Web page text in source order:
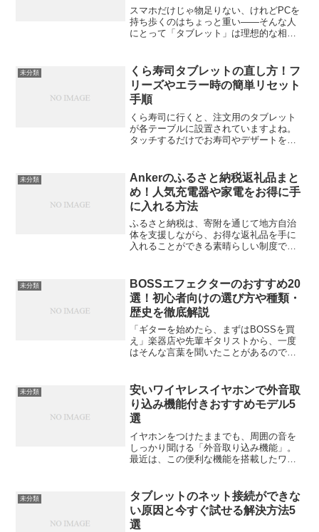
スマホだけじゃ物足りない、けれどPCを
持ち歩くのはちょっと重い——そんな人
にとって「タブレット」は理想的な相棒
高性能なのに価格は控えめ、まさに「コ
スパ最強...
未分類
くら寿司タブレットの直し方！フ
リーズやエラー時の簡単リセット
手順
くら寿司に行くと、注文用のタブレット
が各テーブルに設置されていますよね。
タッチするだけでお寿司やデザートを頼
入って戻れない」なんてこと、ありませ
んか？この記事では、そん...
未分類
Ankerのふるさと納税返礼品まと
め！人気充電器や家電をお得に手
に入れる方法
ふるさと納税は、寄附を通じて地方自治
体を支援しながら、お得な返礼品を手に
入れることができる素晴らしい制度で
10000mAh**の製品をふるさと納税の返礼
品として提...
未分類
BOSSエフェクターのおすすめ20
選！初心者向けの選び方や種類・
歴史を徹底解説
「ギターを始めたら、まずはBOSSを買
え」楽器店や先輩ギタリストから、一度
はそんな言葉を聞いたことがあるのでは
て何より「あの音」がする安心感。世界
中のプロステージから自...
未分類
安いワイヤレスイヤホンで外音取
り込み機能付きおすすめモデル5
選
イヤホンをつけたままでも、周囲の音を
しっかり聞ける「外音取り込み機能」。
最近は、この便利な機能を搭載したワイ
ランニング中など、「音楽も聞きたいけ
ど安全にも気をつけたい...
未分類
タブレットのネット接続ができな
い原因と今すぐ試せる解決方法5
選